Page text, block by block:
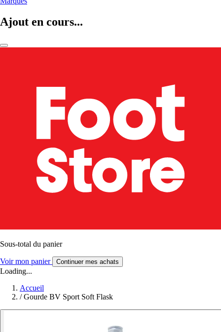
Ajout en cours...
Sous-total du panier
Voir mon panier Continuer mes achats
Loading...
Accueil
/ Gourde BV Sport Soft Flask